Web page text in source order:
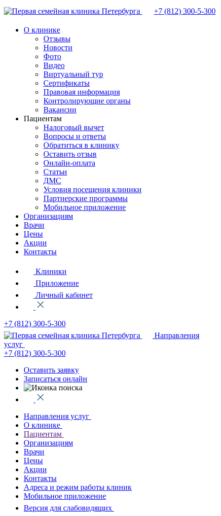
+7 (812) 300-5-300
О клинике
Отзывы
Новости
Фото
Видео
Виртуальный тур
Сертификаты
Правовая информация
Контролирующие органы
Вакансии
Пациентам
Налоговый вычет
Вопросы и ответы
Обратиться в клинику
Оставить отзыв
Онлайн-оплата
Статьи
ДМС
Условия посещения клиники
Партнерские программы
Мобильное приложение
Организациям
Врачи
Цены
Акции
Контакты
Клиники
Приложение
Личный кабинет
+7 (812) 300-5-300
Направления
услуг
+7 (812) 300-5-300
Оставить заявку
Записаться онлайн
Направления услуг
О клинике
Пациентам
Организациям
Врачи
Цены
Акции
Контакты
Адреса и режим работы клиник
Мобильное приложение
Версия для слабовидящих